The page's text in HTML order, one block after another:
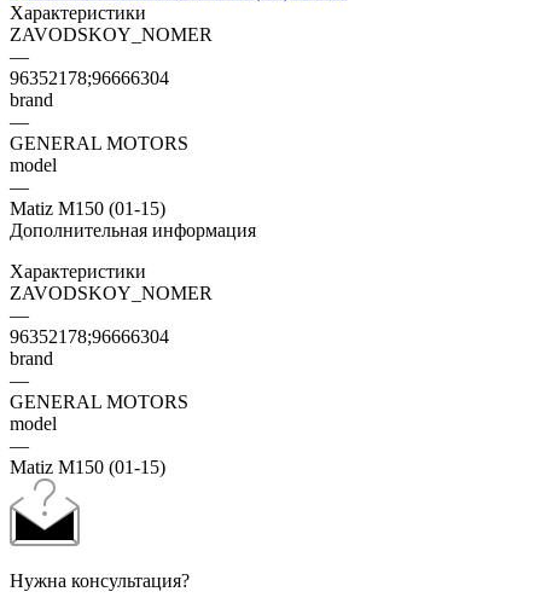
Характеристики
ZAVODSKOY_NOMER
—
96352178;96666304
brand
—
GENERAL MOTORS
model
—
Matiz M150 (01-15)
Дополнительная информация
Характеристики
ZAVODSKOY_NOMER
—
96352178;96666304
brand
—
GENERAL MOTORS
model
—
Matiz M150 (01-15)
Нужна консультация?